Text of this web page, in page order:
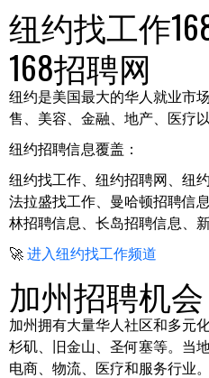
纽约找工作
168招聘网
纽约是美国最大的华人就业市
售、美容、金融、地产、医疗
纽约招聘信息覆盖：
纽约找工作、纽约招聘网、纽
法拉盛找工作、曼哈顿招聘信
林招聘信息、长岛招聘信息、
🚀 进入纽约找工作频道
加州招聘机会
加州拥有大量华人社区和多元
杉矶、旧金山、圣何塞等。当
电商、物流、医疗和服务行业。